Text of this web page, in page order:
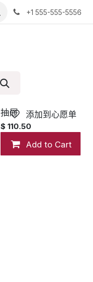
+1 555-555-5556
抽屉
$110.50
Add to Cart
添加到心愿单